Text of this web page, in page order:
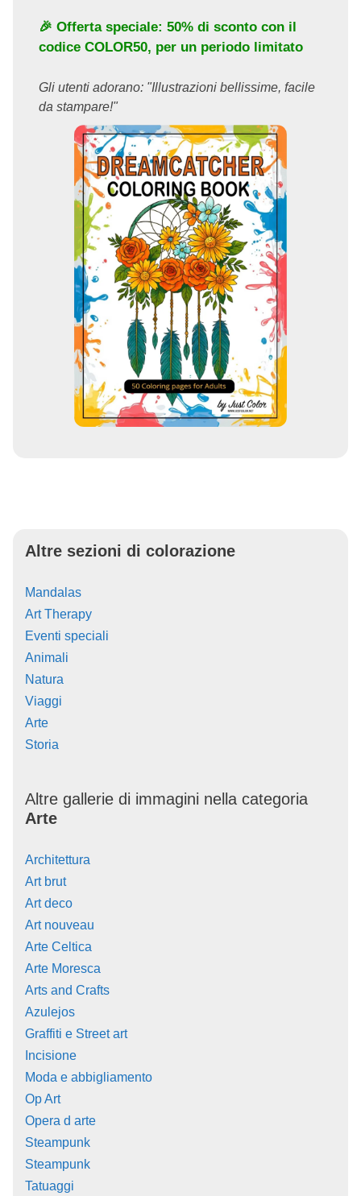
🎉 Offerta speciale: 50% di sconto con il
codice COLOR50, per un periodo limitato
Gli utenti adorano: "Illustrazioni bellissime, facile
da stampare!"
Altre sezioni di colorazione
Mandalas
Art Therapy
Eventi speciali
Animali
Natura
Viaggi
Arte
Storia
Altre gallerie di immagini nella categoria
Arte
Architettura
Art brut
Art deco
Art nouveau
Arte Celtica
Arte Moresca
Arts and Crafts
Azulejos
Graffiti e Street art
Incisione
Moda e abbigliamento
Op Art
Opera d arte
Steampunk
Steampunk
Tatuaggi